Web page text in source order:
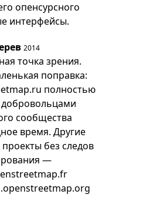
опенсурсного
интерфейсы.
2014
точка зрения.
поправка:
полностью
сообщества
время. Другие
без следов
—